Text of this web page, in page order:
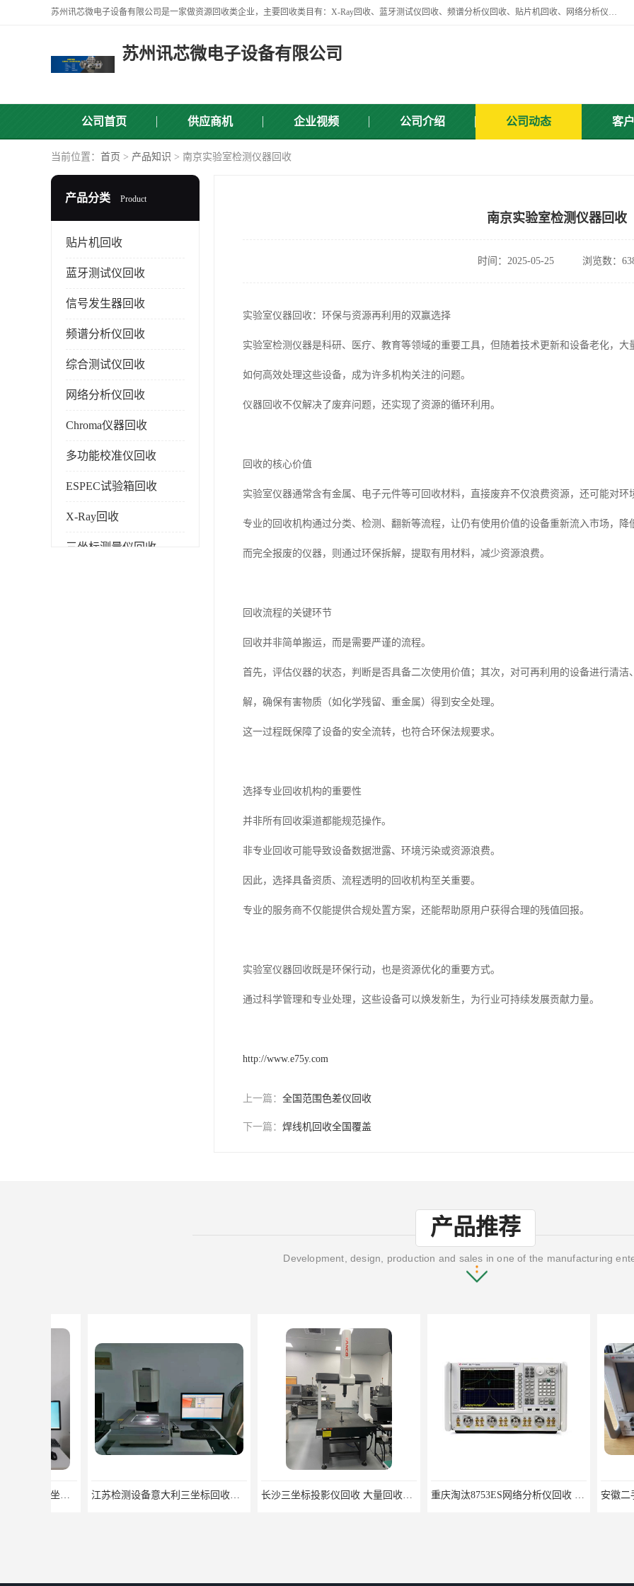
苏州讯芯微电子设备有限公司是一家做资源回收类企业，主要回收类目有：X-Ray回收、蓝牙测试仪回收、频谱分析仪回收、贴片机回收、网络分析仪回收、信号发生器回收等，从企业单位的需求出发，试通过本网络平台的建立有效整合物资市场，使可再生资源获得合理的流通和科学的再利用。
苏州讯芯微电子设备有限公司
公司首页 供应商机 企业视频 公司介绍 公司动态 客
当前位置： 首页 > 产品知识 > 南京实验室检测仪器回收
产品分类 Product
贴片机回收
蓝牙测试仪回收
信号发生器回收
频谱分析仪回收
综合测试仪回收
网络分析仪回收
Chroma仪器回收
多功能校准仪回收
ESPEC试验箱回收
X-Ray回收
三坐标测量仪回收
南京实验室检测仪器回收
时间：2025-05-25 浏览数：
实验室仪器回收：环保与资源再利用的双赢选择
实验室检测仪器是科研、医疗、教育等领域的重要工具，但随着技术更新和设备老化，大
如何高效处理这些设备，成为许多机构关注的问题。
仪器回收不仅解决了废弃问题，还实现了资源的循环利用。
回收的核心价值
实验室仪器通常含有金属、电子元件等可回收材料，直接废弃不仅浪费资源，还可能对环
专业的回收机构通过分类、检测、翻新等流程，让仍有使用价值的设备重新流入市场，降
而完全报废的仪器，则通过环保拆解，提取有用材料，减少资源浪费。
回收流程的关键环节
回收并非简单搬运，而是需要严谨的流程。
首先，评估仪器的状态，判断是否具备二次使用价值；其次，对可再利用的设备进行清
解，确保有害物质（如化学残留、重金属）得到安全处理。
这一过程既保障了设备的安全流转，也符合环保法规要求。
选择专业回收机构的重要性
并非所有回收渠道都能规范操作。
非专业回收可能导致设备数据泄露、环境污染或资源浪费。
因此，选择具备资质、流程透明的回收机构至关重要。
专业的服务商不仅能提供合规处置方案，还能帮助原用户获得合理的残值回报。
实验室仪器回收既是环保行动，也是资源优化的重要方式。
通过科学管理和专业处理，这些设备可以焕发新生，为行业可持续发展贡献力量。
http://www.e75y.com
上一篇： 全国范围色差仪回收
下一篇： 焊线机回收全国覆盖
产品推荐
Development, design, production and sales in one of the manufacturing
江苏检测设备意大利三坐标回收信誉保证 大量回收三坐标 长沙三坐标投影仪回收 大量回收三坐标 重庆淘汰8753ES网络分析仪回收 音频测试仪器回收